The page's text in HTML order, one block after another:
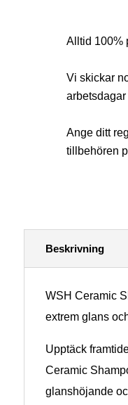
Alltid 100%
Vi skickar
arbetsdagar
Ange ditt
tillbehören
Beskrivning
WSH Ceramic
extrem glans
Upptäck
Ceramic
glanshöjande